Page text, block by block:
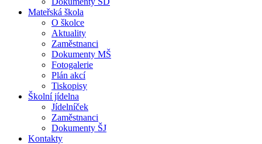
Mateřská škola
O školce
Aktuality
Zaměstnanci
Dokumenty MŠ
Fotogalerie
Plán akcí
Tiskopisy
Školní jídelna
Jídelníček
Zaměstnanci
Dokumenty ŠJ
Kontakty